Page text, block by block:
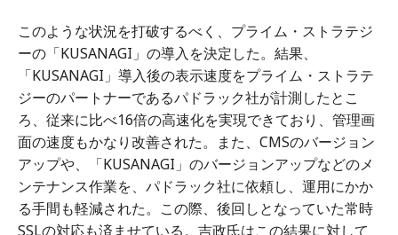
このような状況を打破するべく、プライム・ストラテジ
ーの「KUSANAGI」の導入を決定した。結果、
「KUSANAGI」導入後の表示速度をプライム・ストラテ
ジーのパートナーであるパドラック社が計測したとこ
ろ、従来に比べ16倍の高速化を実現できており、管理画
面の速度もかなり改善された。また、CMSのバージョン
アップや、「KUSANAGI」のバージョンアップなどのメ
ンテナンス作業を、パドラック社に依頼し、運用にかか
る手間も軽減された。この際、後回しとなっていた常時
SSLの対応も済ませている。吉政氏はこの結果に対して